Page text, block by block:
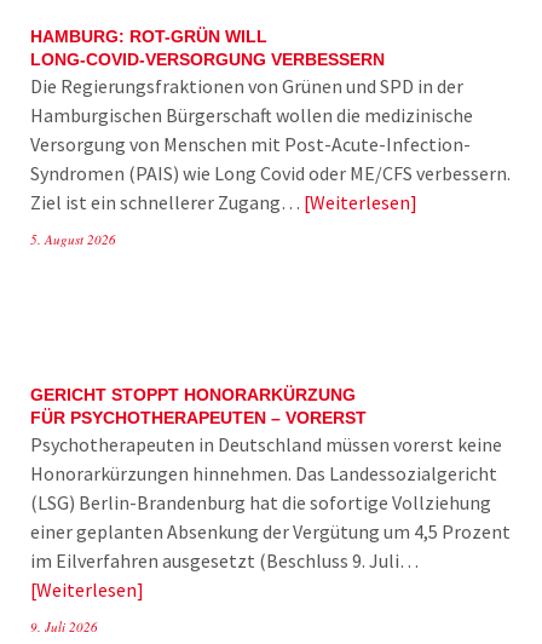
HAMBURG: ROT-GRÜN WILL
LONG-COVID-VERSORGUNG VERBESSERN
Die Regierungsfraktionen von Grünen und SPD in der
Hamburgischen Bürgerschaft wollen die medizinische
Versorgung von Menschen mit Post-Acute-Infection-
Syndromen (PAIS) wie Long Covid oder ME/CFS verbessern.
Ziel ist ein schnellerer Zugang… Weiterlesen
5. August 2026
GERICHT STOPPT HONORARKÜRZUNG
FÜR PSYCHOTHERAPEUTEN – VORERST
Psychotherapeuten in Deutschland müssen vorerst keine
Honorarkürzungen hinnehmen. Das Landessozialgericht
(LSG) Berlin-Brandenburg hat die sofortige Vollziehung
einer geplanten Absenkung der Vergütung um 4,5 Prozent
im Eilverfahren ausgesetzt (Beschluss 9. Juli…
Weiterlesen
9. Juli 2026